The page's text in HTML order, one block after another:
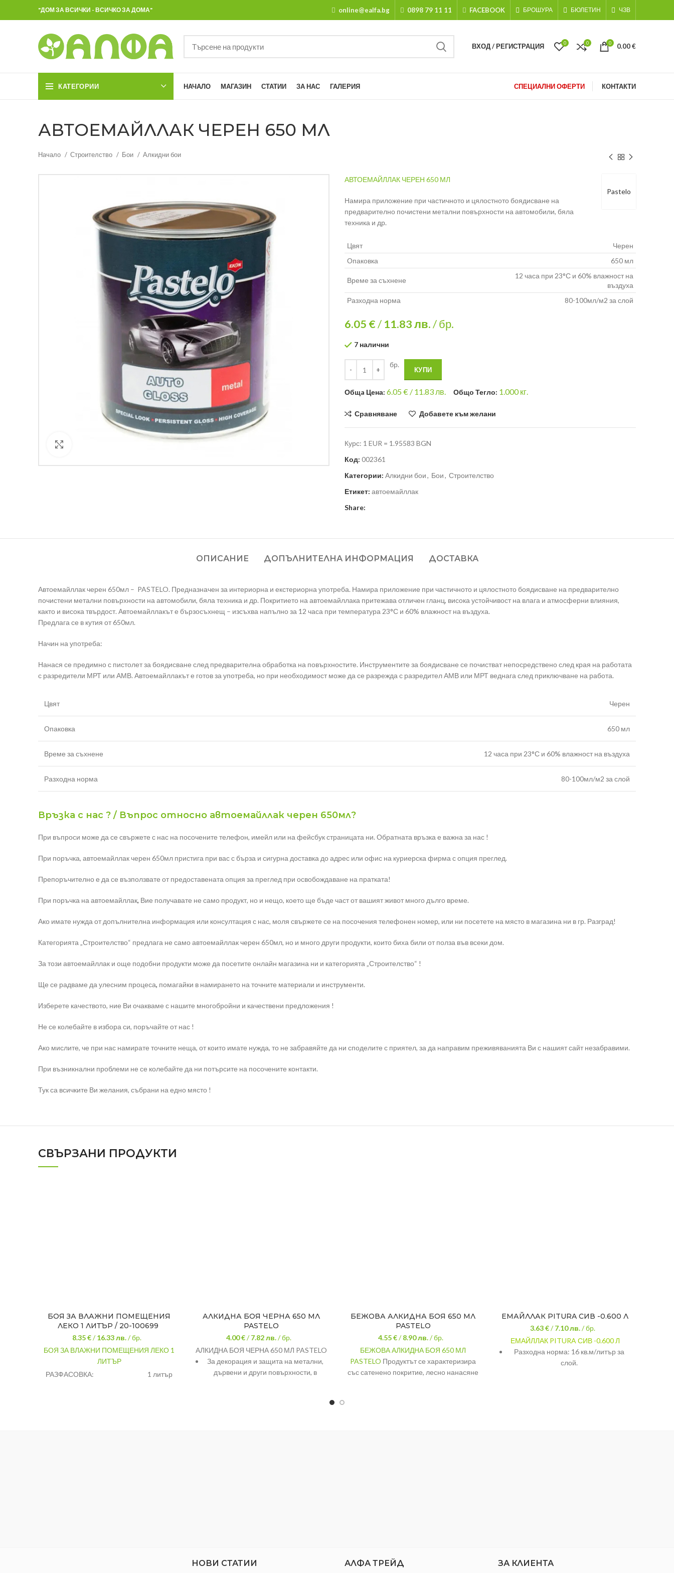
"ДОМ ЗА ВСИЧКИ - ВСИЧКО ЗА ДОМА" online@ealfa.bg 0898 79 11 11 FACEBOOK БРОШУРА БЮЛЕТИН ЧЗВ
ВХОД / РЕГИСТРАЦИЯ 0 0 0 0.00€
КАТЕГОРИИ НАЧАЛО МАГАЗИН СТАТИИ ЗА НАС ГАЛЕРИЯ СПЕЦИАЛНИ ОФЕРТИ КОНТАКТИ
АВТОЕМАЙЛЛАК ЧЕРЕН 650 МЛ
Начало Строителство Бои Алкидни бои
Pastelo
АВТОЕМАЙЛЛАК ЧЕРЕН 650 МЛ
Намира приложение при частичното и цялостното боядисване на
предварително почистени метални повърхности на автомобили, бяла
техника и др.
Цвят
Черен
Опаковка
650 мл
Време за съхнене
12 часа при 23°С и 60% влажност на
въздуха
Разходна норма
80-100мл/м2 за слой
6.05 €/ 11.83лв./ бр.
7 налични
бр.
КУПИ
Общa Цена: 6.05€ / 11.83 лв. Общо Тегло: 1.000кг.
Сравняване Добавете към желани
Курс: 1 EUR = 1.95583 BGN
Код: 002361
Категории: Алкидни бои, Бои, Строителство
Етикет: автоемайллак
Share:
ОПИСАНИЕ ДОПЪЛНИТЕЛНА ИНФОРМАЦИЯ ДОСТАВКА
Автоемайллак черен 650мл – PASTELO. Предназначен за интериорна и екстериорна употреба. Намира приложение при частичното и цялостното боядисване на предварително
почистени метални повърхности на автомобили, бяла техника и др. Покритието на автоемайллака притежава отличен гланц, висока устойчивост на влага и атмосферни влияния,
както и висока твърдост. Автоемайллакът е бързосъхнещ – изсъхва напълно за 12 часа при температура 23°С и 60% влажност на въздуха.
Предлага се в кутия от 650мл.
Начин на употреба:
Нанася се предимно с пистолет за боядисване след предварителна обработка на повърхностите. Инструментите за боядисване се почистват непосредствено след края на работата
с разредители МРТ или АМВ. Автоемайллакът е готов за употреба, но при необходимост може да се разрежда с разредител АМВ или МРТ веднага след приключване на работа.
Цвят Черен
Опаковка 650 мл
Време за съхнене 12 часа при 23°С и 60% влажност на въздуха
Разходна норма 80-100мл/м2 за слой
Връзка с нас ? / Въпрос относно автоемайллак черен 650мл?
При въпроси може да се свържете с нас на посочените телефон, имейл или на фейсбук страницата ни. Обратната връзка е важна за нас !
При поръчка, автоемайллак черен 650мл пристига при вас с бърза и сигурна доставка до адрес или офис на куриерска фирма с опция преглед.
Препоръчително е да се възползвате от предоставената опция за преглед при освобождаване на пратката!
При поръчка на автоемайллак, Вие получавате не само продукт, но и нещо, което ще бъде част от вашият живот много дълго време.
Ако имате нужда от допълнителна информация или консултация с нас, моля свържете се на посочения телефонен номер, или ни посетете на място в магазина ни в гр. Разград!
Категорията „Строителство“ предлага не само автоемайллак черен 650мл, но и много други продукти, които биха били от полза във всеки дом.
За този автоемайллак и още подобни продукти може да посетите онлайн магазина ни и категорията „Строителство“ !
Ще се радваме да улесним процеса, помагайки в намирането на точните материали и инструменти.
Изберете качеството, ние Ви очакваме с нашите многобройни и качествени предложения !
Не се колебайте в избора си, поръчайте от нас !
Ако мислите, че при нас намирате точните неща, от които имате нужда, то не забравяйте да ни споделите с приятел, за да направим преживяванията Ви с нашият сайт незабравими.
При възникнални проблеми не се колебайте да ни потърсите на посочените контакти.
Тук са всичките Ви желания, събрани на едно място !
СВЪРЗАНИ ПРОДУКТИ
БОЯ ЗА ВЛАЖНИ ПОМЕЩЕНИЯ
ЛЕКО 1 ЛИТЪР / 20-100699
8.35 €/16.33лв. / бр.
БОЯ ЗА ВЛАЖНИ ПОМЕЩЕНИЯ ЛЕКО 1
ЛИТЪР
РАЗФАСОВКА:
1 литър
АЛКИДНА БОЯ ЧЕРНА 650 МЛ
PASTELO
4.00 €/7.82лв. / бр.
АЛКИДНА БОЯ ЧЕРНА 650 МЛ PASTELO
За декорация и защита на метални,
дървени и други повърхности, в
БЕЖОВА АЛКИДНА БОЯ 650 МЛ
PASTELO
4.55 €/8.90лв. / бр.
БЕЖОВА АЛКИДНА БОЯ 650 МЛ
PASTELO Продуктът се характеризира
със сатенено покритие, лесно нанасяне
ЕМАЙЛЛАК PITURA СИВ -0.600 Л
3.63 €/7.10лв. / бр.
ЕМАЙЛЛАК PITURA СИВ -0.600 Л
Разходна норма: 16 кв.м/литър за
слой.
НОВИ СТАТИИ АЛФА ТРЕЙД ЗА КЛИЕНТА